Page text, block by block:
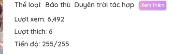
Thể loại: Báo thù Duyên trời tác hợp
Lượt xem: 6,492
Lượt thích: 6
Tiến độ: 255/255